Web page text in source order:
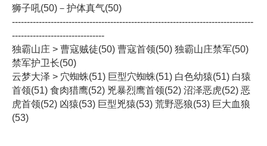
狮子吼(50)－护体真气(50)
---------------------------------------------------------------------------------
-------------------------------
独霸山庄 > 曹寇贼徒(50) 曹寇首领(50) 独霸山庄禁军(50)
禁军护卫长(50)
云梦大泽 > 穴蜘蛛(51) 巨型穴蜘蛛(51) 白色幼猿(51) 白猿
首领(51) 食肉猎鹰(52) 兇暴烈鹰首领(52) 沼泽恶虎(52) 恶
虎首领(52) 凶猿(53) 巨型兇猿(53) 荒野恶狼(53) 巨大血狼
(53)